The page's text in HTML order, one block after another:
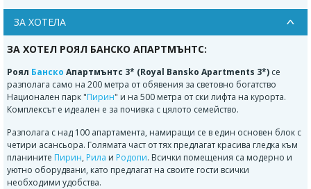
ЗА ХОТЕЛА
ЗА ХОТЕЛ РОЯЛ БАНСКО АПАРТМЪНТС:
Роял Банско Апартмънтс 3* (Royal Bansko Apartments 3*) се
разполага само на 200 метра от обявения за световно богатство
Национален парк "Пирин" и на 500 метра от ски лифта на курорта.
Комплексът е идеален е за почивка с цялото семейство.
Разполага с над 100 апартамента, намиращи се в един основен блок с
четири асансьора. Голямата част от тях предлагат красива гледка към
планините Пирин, Рила и Родопи. Всички помещения са модерно и
уютно оборудвани, като предлагат на своите гости всички
необходими удобства.